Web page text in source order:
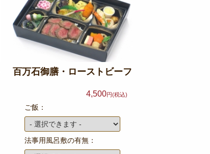
百万石御膳・ローストビーフ
4,500円(税込)
ご飯：
法事用風呂敷の有無：